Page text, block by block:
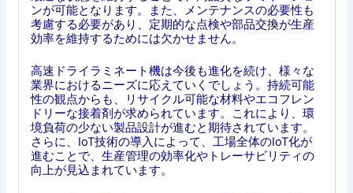
ンが可能となります。また、メンテナンスの必要性も
考慮する必要があり、定期的な点検や部品交換が生産
効率を維持するためには欠かせません。
高速ドライラミネート機は今後も進化を続け、様々な
業界におけるニーズに応えていくでしょう。持続可能
性の観点からも、リサイクル可能な材料やエコフレン
ドリーな接着剤が求められています。これにより、環
境負荷の少ない製品設計が進むと期待されています。
さらに、IoT技術の導入によって、工場全体のIoT化が
進むことで、生産管理の効率化やトレーサビリティの
向上が見込まれています。